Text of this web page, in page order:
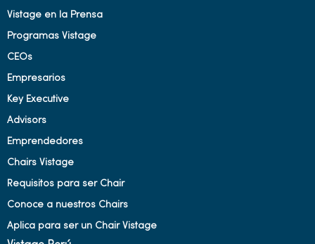
Vistage en la Prensa
Programas Vistage
CEOs
Empresarios
Key Executive
Advisors
Emprendedores
Chairs Vistage
Requisitos para ser Chair
Conoce a nuestros Chairs
Aplica para ser un Chair Vistage